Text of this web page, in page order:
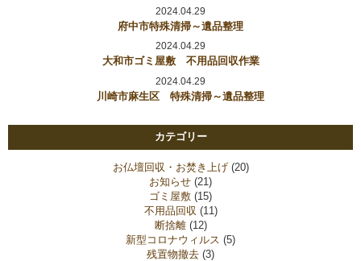
2024.04.29
府中市特殊清掃～遺品整理
2024.04.29
大和市ゴミ屋敷 不用品回収作業
2024.04.29
川崎市麻生区 特殊清掃～遺品整理
カテゴリー
お仏壇回収・お焚き上げ(20)
お知らせ (21)
ゴミ屋敷 (15)
不用品回収 (11)
断捨離(12)
新型コロナウィルス (5)
残置物撤去 (3)